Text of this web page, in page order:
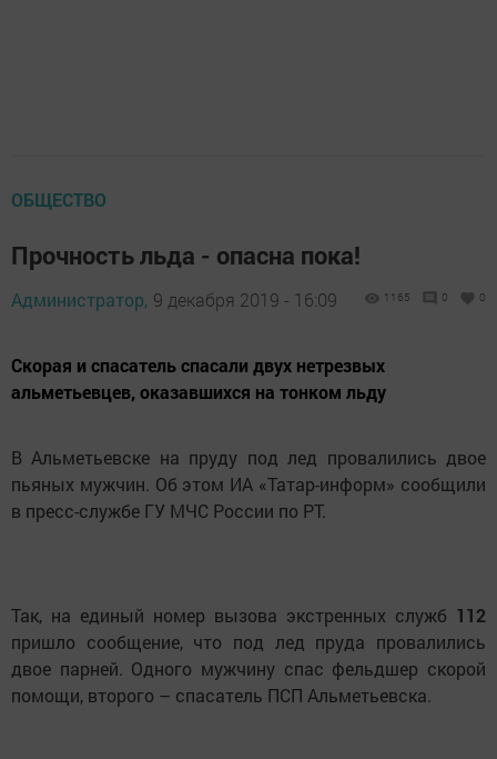
ОБЩЕСТВО
Прочность льда - опасна пока!
Администратор, 9 декабря 2019 - 16:09 1165 0 0
Скорая и спасатель спасали двух нетрезвых
альметьевцев, оказавшихся на тонком льду
В Альметьевске на пруду под лед провалились двое
пьяных мужчин. Об этом ИА «Татар-информ» сообщили
в пресс-службе ГУ МЧС России по РТ.
Так, на единый номер вызова экстренных служб 112
пришло сообщение, что под лед пруда провалились
двое парней. Одного мужчину спас фельдшер скорой
помощи, второго – спасатель ПСП Альметьевска.